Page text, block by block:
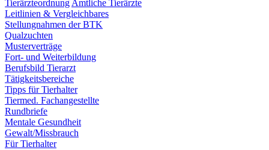
Tierärzteordnung Amtliche Tierärzte
Leitlinien & Vergleichbares
Stellungnahmen der BTK
Qualzuchten
Musterverträge
Fort- und Weiterbildung
Berufsbild Tierarzt
Tätigkeitsbereiche
Tipps für Tierhalter
Tiermed. Fachangestellte
Rundbriefe
Mentale Gesundheit
Gewalt/Missbrauch
Für Tierhalter